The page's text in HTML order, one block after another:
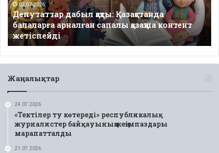
сапалы
қазақша
контент
жетіспейді
07.07.2026
Депутаттар дабыл қақты: Қазақстанда
балаларға арналған сапалы қазақша контент
жетіспейді
Жаңалықтар
24.07.2026
«Тектілер ту көтереді» республикалық
журналистер байқауының жеңімпаздары
марапатталды
21.07.2026